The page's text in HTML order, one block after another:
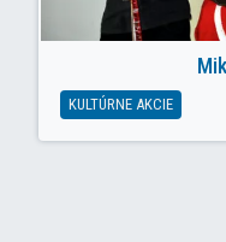
KULTÚRNE AKCIE